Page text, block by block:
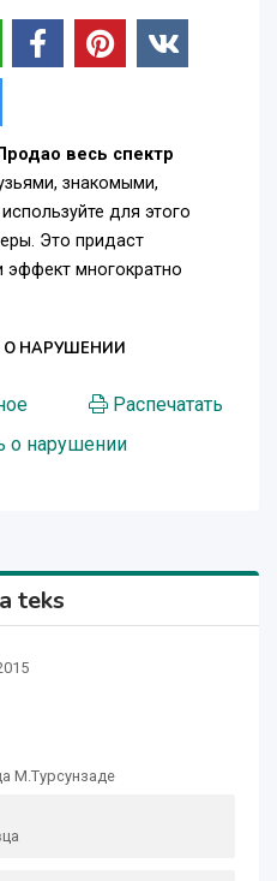
весь спектр
знакомыми,
для этого
Это придаст
многократно
О НАРУШЕНИИ
Распечатать
о нарушении
teks
М.Турсунзаде